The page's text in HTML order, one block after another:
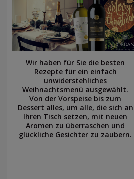
Wir haben für Sie die besten
Rezepte für ein einfach
unwiderstehliches
Weihnachtsmenü ausgewählt.
Von der Vorspeise bis zum
Dessert alles, um alle, die sich an
Ihren Tisch setzen, mit neuen
Aromen zu überraschen und
glückliche Gesichter zu zaubern.